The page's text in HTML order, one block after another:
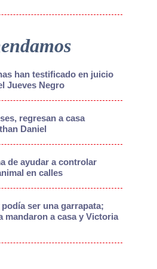
han testificado en juicio
Jueves Negro
regresan a casa
Daniel
de ayudar a controlar
en calles
ser una garrapata;
mandaron a casa y Victoria